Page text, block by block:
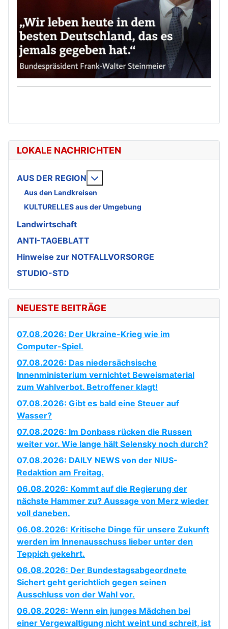
LOKALE NACHRICHTEN
AUS DER REGION
Aus den Landkreisen
KULTURELLES aus der Umgebung
Landwirtschaft
ANTI-TAGEBLATT
Hinweise zur NOTFALLVORSORGE
STUDIO-STD
NEUESTE BEITRÄGE
07.08.2026: Der Ukraine-Krieg wie im
Computer-Spiel.
07.08.2026: Das niedersächsische
Innenministerium vernichtet Beweismaterial
zum Wahlverbot. Betroffener klagt!
07.08.2026: Gibt es bald eine Steuer auf
Wasser?
07.08.2026: Im Donbass rücken die Russen
weiter vor. Wie lange hält Selensky noch durch?
07.08.2026: DAILY NEWS von der NIUS-
Redaktion am Freitag.
06.08.2026: Kommt auf die Regierung der
nächste Hammer zu? Aussage von Merz wieder
voll daneben.
06.08.2026: Kritische Dinge für unsere Zukunft
werden im Innenausschuss lieber unter den
Teppich gekehrt.
06.08.2026: Der Bundestagsabgeordnete
Sichert geht gerichtlich gegen seinen
Ausschluss von der Wahl vor.
06.08.2026: Wenn ein junges Mädchen bei
einer Vergewaltigung nicht weint und schreit, ist